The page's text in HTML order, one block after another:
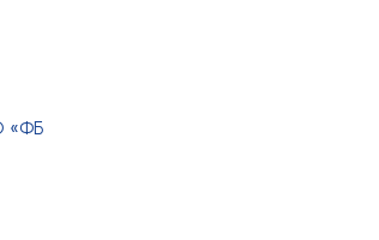
«ФБ